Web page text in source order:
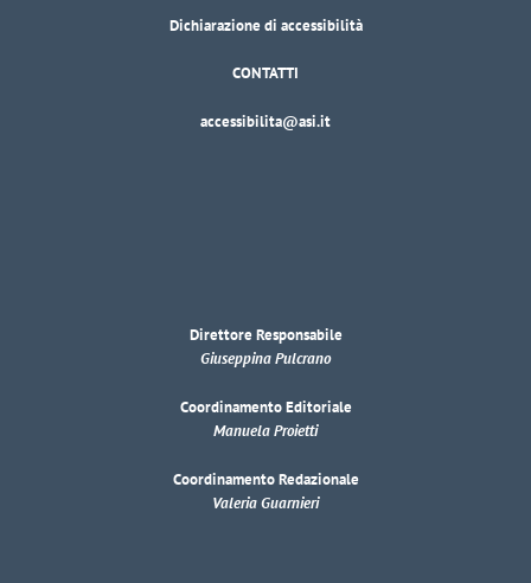
Dichiarazione di accessibilità
CONTATTI
accessibilita@asi.it
Direttore Responsabile
Giuseppina Pulcrano
Coordinamento Editoriale
Manuela Proietti
Coordinamento Redazionale
Valeria Guarnieri